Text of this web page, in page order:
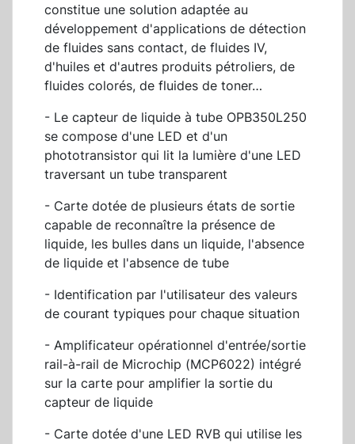
constitue une solution adaptée au
développement d'applications de détection
de fluides sans contact, de fluides IV,
d'huiles et d'autres produits pétroliers, de
fluides colorés, de fluides de toner…
- Le capteur de liquide à tube OPB350L250
se compose d'une LED et d'un
phototransistor qui lit la lumière d'une LED
traversant un tube transparent
- Carte dotée de plusieurs états de sortie
capable de reconnaître la présence de
liquide, les bulles dans un liquide, l'absence
de liquide et l'absence de tube
- Identification par l'utilisateur des valeurs
de courant typiques pour chaque situation
- Amplificateur opérationnel d'entrée/sortie
rail-à-rail de Microchip (MCP6022) intégré
sur la carte pour amplifier la sortie du
capteur de liquide
- Carte dotée d'une LED RVB qui utilise les